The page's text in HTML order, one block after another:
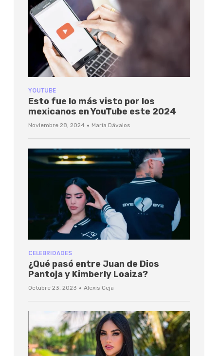
YOUTUBE
Esto fue lo más visto por los
mexicanos en YouTube este 2024
Noviembre 28, 2024 · María Dávalos
CELEBRIDADES
¿Qué pasó entre Juan de Dios
Pantoja y Kimberly Loaiza?
Octubre 23, 2023 · Alexis Ceja